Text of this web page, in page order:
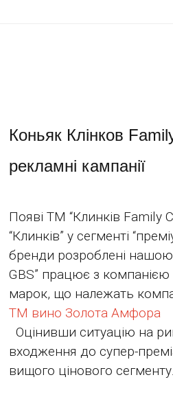
Коньяк Клінков
рекламні кампанії
Появі ТМ “Клинків Family
“Клинків” у сегменті
бренди розроблені нашою
GBS” працює з компанією
марок, що належать
ТМ вино Золота Амфора
Оцінивши ситуацію на
входження до супер-
вищого цінового сегменту.